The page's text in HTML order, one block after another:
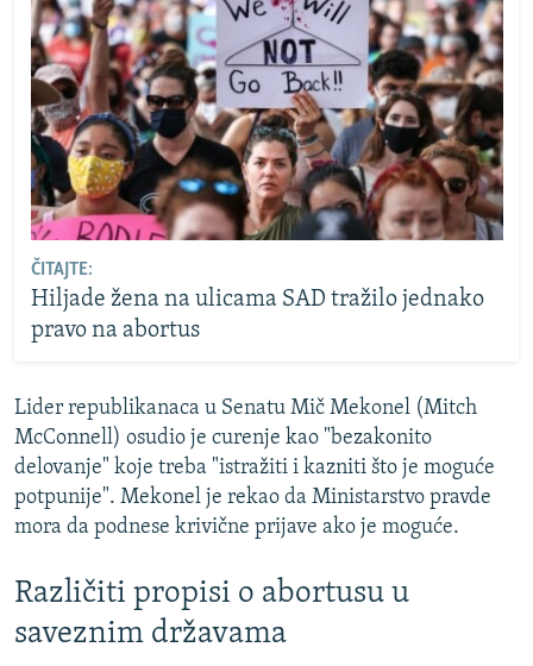
ČITAJTE:
Hiljade žena na ulicama SAD tražilo jednako
pravo na abortus
Lider republikanaca u Senatu Mič Mekonel (Mitch
McConnell) osudio je curenje kao "bezakonito
delovanje" koje treba "istražiti i kazniti što je moguće
potpunije". Mekonel je rekao da Ministarstvo pravde
mora da podnese krivične prijave ako je moguće.
Različiti propisi o abortusu u
saveznim državama